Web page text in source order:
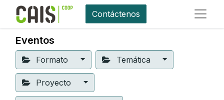
Contáctenos
Eventos
Formato Temática
Proyecto